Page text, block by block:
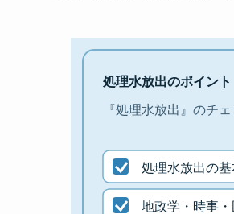
処理水放出のポイント
『処理水放出』のチ
処理水放出の
地政学・時事